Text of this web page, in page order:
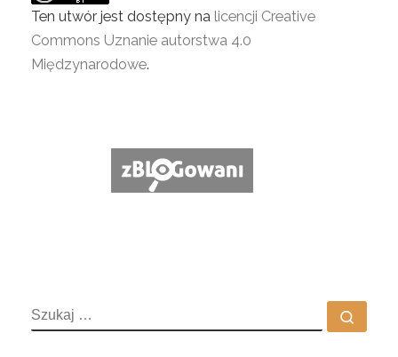
Ten utwór jest dostępny na licencji Creative
Commons Uznanie autorstwa 4.0
Międzynarodowe.
SZUKAJ